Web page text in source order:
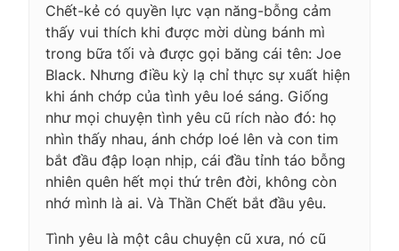
Chết-kẻ có quyền lực vạn năng-bỗng cảm
thấy vui thích khi được mời dùng bánh mì
trong bữa tối và được gọi băng cái tên: Joe
Black. Nhưng điều kỳ lạ chỉ thực sự xuất hiện
khi ánh chớp của tình yêu loé sáng. Giống
như mọi chuyện tình yêu cũ rích nào đó: họ
nhìn thấy nhau, ánh chớp loé lên và con tim
bắt đầu đập loạn nhịp, cái đầu tỉnh táo bỗng
nhiên quên hết mọi thứ trên đời, không còn
nhớ mình là ai. Và Thần Chết bắt đầu yêu.
Tình yêu là một câu chuyện cũ xưa, nó cũ